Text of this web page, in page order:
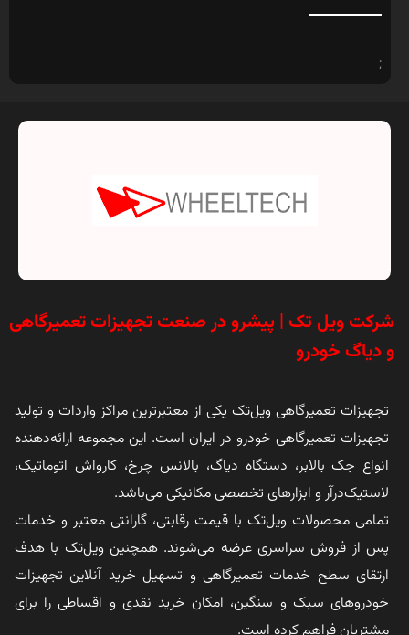
;
شرکت ویل تک | پیشرو در صنعت تجهیزات تعمیرگاهی
و دیاگ خودرو
تجهیزات تعمیرگاهی ویل‌تک یکی از معتبرترین مراکز واردات و تولید
تجهیزات تعمیرگاهی خودرو در ایران است. این مجموعه ارائه‌دهنده
انواع جک بالابر، دستگاه دیاگ، بالانس چرخ، کارواش اتوماتیک،
لاستیک‌درآر و ابزارهای تخصصی مکانیکی می‌باشد.
تمامی محصولات ویل‌تک با قیمت رقابتی، گارانتی معتبر و خدمات
پس از فروش سراسری عرضه می‌شوند. همچنین ویل‌تک با هدف
ارتقای سطح خدمات تعمیرگاهی و تسهیل خرید آنلاین تجهیزات
خودروهای سبک و سنگین، امکان خرید نقدی و اقساطی را برای